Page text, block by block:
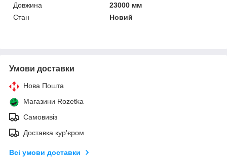
Довжина
23000 мм
Стан
Новий
Умови доставки
Нова Пошта
Магазини Rozetka
Самовивіз
Доставка кур'єром
Всі умови доставки